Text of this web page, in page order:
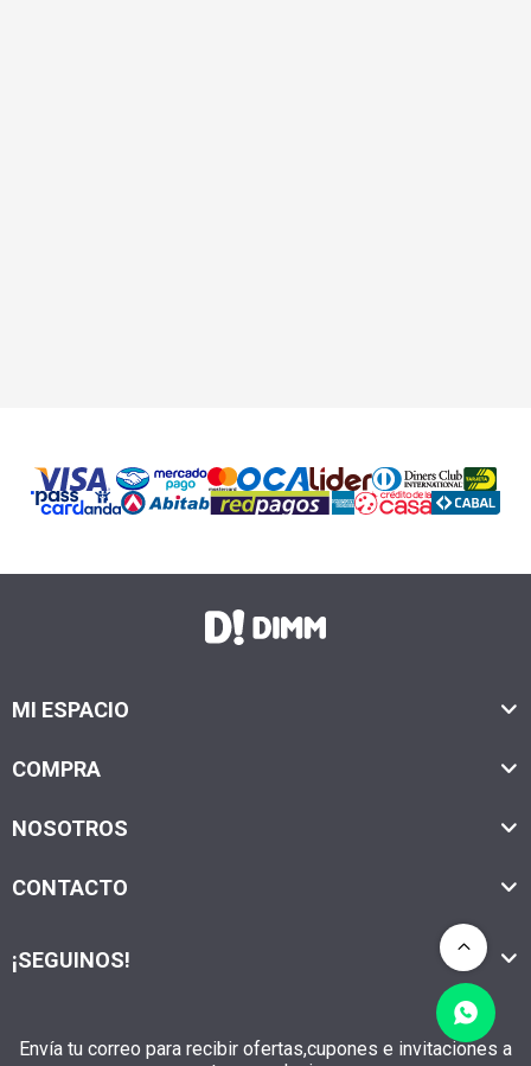
MI ESPACIO
COMPRA
NOSOTROS
CONTACTO
Envía tu correo para recibir ofertas,cupones e invitaciones a
¡SEGUINOS!